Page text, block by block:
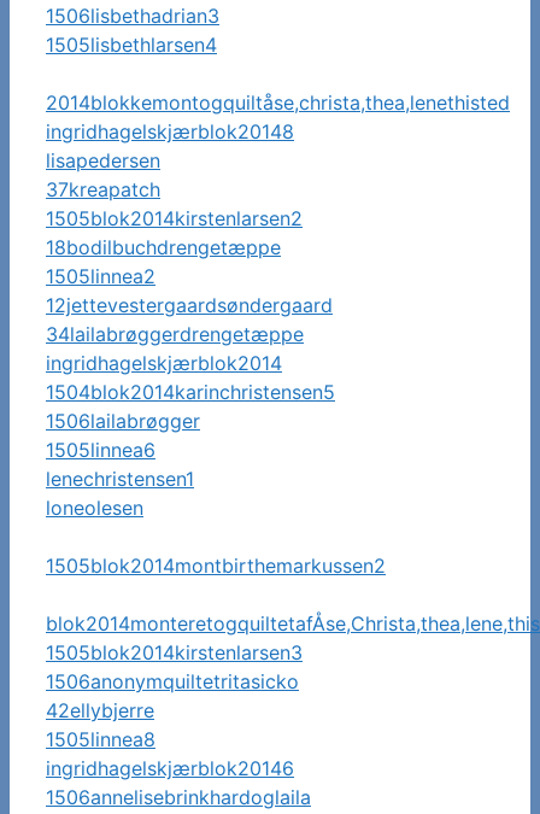
1506lisbethadrian3
1505lisbethlarsen4
2014blokkemontogquiltåse,christa,thea,lenethisted
ingridhagelskjærblok20148
lisapedersen
37kreapatch
1505blok2014kirstenlarsen2
18bodilbuchdrengetæppe
1505linnea2
12jettevestergaardsøndergaard
34lailabrøggerdrengetæppe
ingridhagelskjærblok2014
1504blok2014karinchristensen5
1506lailabrøgger
1505linnea6
lenechristensen1
loneolesen
1505blok2014montbirthemarkussen2
1505blok2014kirstenlarsen3
1506anonymquiltetritasicko
42ellybjerre
1505linnea8
ingridhagelskjærblok20146
1506annelisebrinkhardoglaila